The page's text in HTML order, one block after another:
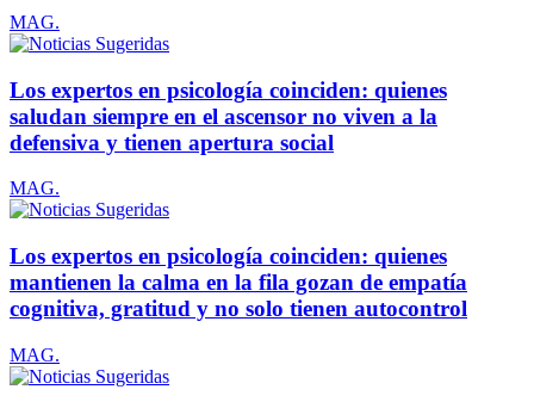
MAG.
Los expertos en psicología coinciden: quienes
saludan siempre en el ascensor no viven a la
defensiva y tienen apertura social
MAG.
Los expertos en psicología coinciden: quienes
mantienen la calma en la fila gozan de empatía
cognitiva, gratitud y no solo tienen autocontrol
MAG.